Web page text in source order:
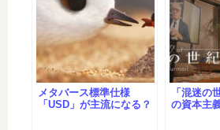
メタバース標準仕様
「USD」が主流になる？
「混迷の
の資本主